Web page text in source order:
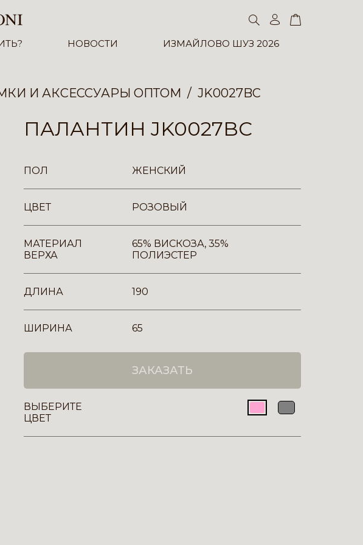
НОВОСТИ ИЗМАЙЛОВО ШУЗ 2026
И АКСЕССУАРЫ ОПТОМ JK0027BC
ПАЛАНТИН JK0027BC
ПОЛ ЖЕНСКИЙ
ЦВЕТ РОЗОВЫЙ
МАТЕРИАЛ
ВЕРХА
65% ВИСКОЗА, 35%
ПОЛИЭСТЕР
ДЛИНА 190
ШИРИНА 65
ЗАКАЗАТЬ
ВЫБЕРИТЕ
ЦВЕТ